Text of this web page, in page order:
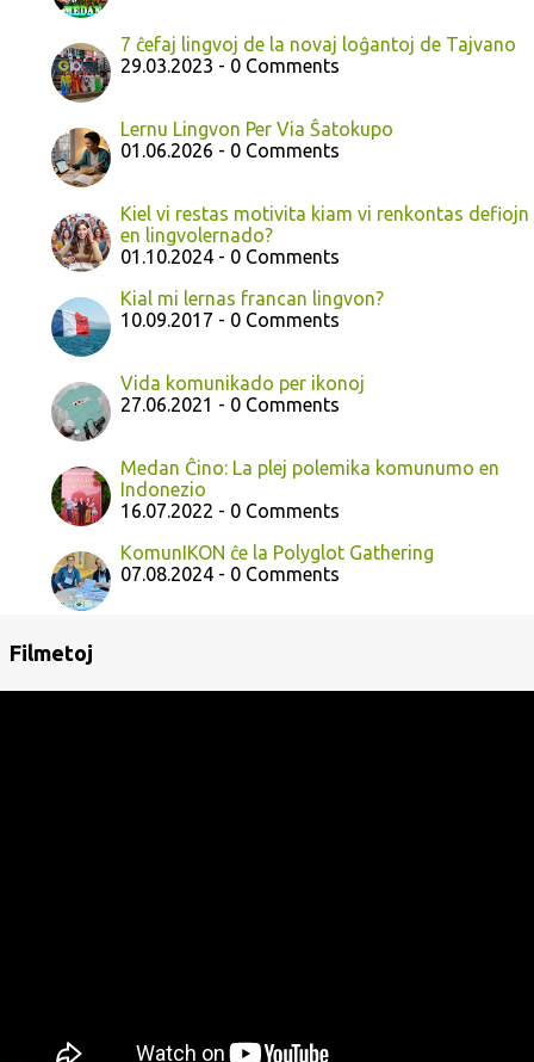
7 ĉefaj lingvoj de la novaj loĝantoj de Tajvano
29.03.2023 - 0 Comments
Lernu Lingvon Per Via Ŝatokupo
01.06.2026 - 0 Comments
Kiel vi restas motivita kiam vi renkontas defiojn
en lingvolernado?
01.10.2024 - 0 Comments
Kial mi lernas francan lingvon?
10.09.2017 - 0 Comments
Vida komunikado per ikonoj
27.06.2021 - 0 Comments
Medan Ĉino: La plej polemika komunumo en
Indonezio
16.07.2022 - 0 Comments
KomunIKON ĉe la Polyglot Gathering
07.08.2024 - 0 Comments
Filmetoj